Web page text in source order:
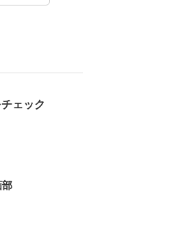
ェック
部